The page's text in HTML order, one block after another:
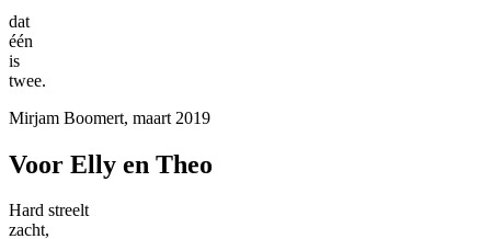
dat
één
is
twee.
Mirjam Boomert, maart 2019
Voor Elly en Theo
Hard streelt
zacht,